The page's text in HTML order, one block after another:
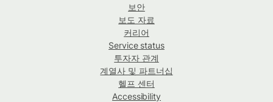
보안
보도 자료
커리어
Service status
투자자 관계
계열사 및 파트너십
헬프 센터
Accessibility